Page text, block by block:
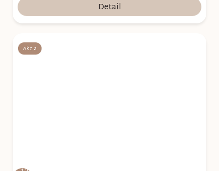
Detail
Akcia